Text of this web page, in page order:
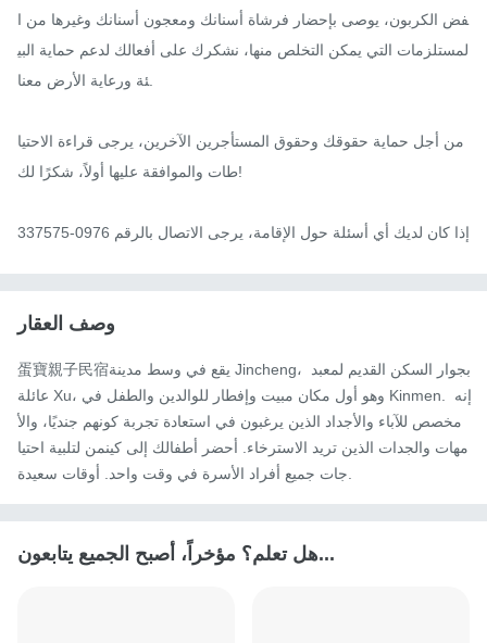
فض الكربون، يوصى بإحضار فرشاة أسنانك ومعجون أسنانك وغيرها من ا
لمستلزمات التي يمكن التخلص منها، نشكرك على أفعالك لدعم حماية البي
ئة ورعاية الأرض معنا.
من أجل حماية حقوقك وحقوق المستأجرين الآخرين، يرجى قراءة الاحتيا
طات والموافقة عليها أولاً، شكرًا لك!
إذا كان لديك أي أسئلة حول الإقامة، يرجى الاتصال بالرقم 0976-337575
وصف العقار
蛋寶親子民宿يقع في وسط مدينة Jincheng، بجوار السكن القديم لمعبد
عائلة Xu، وهو أول مكان مبيت وإفطار للوالدين والطفل في Kinmen. إنه
مخصص للآباء والأجداد الذين يرغبون في استعادة تجربة كونهم جنديًا، والأ
مهات والجدات الذين تريد الاسترخاء. أحضر أطفالك إلى كينمن لتلبية احتيا
هل تعلم؟ مؤخراً، أصبح الجميع يتابعون...